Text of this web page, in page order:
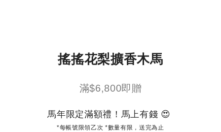
搖搖花梨擴香木馬
滿$6,800即贈
馬年限定滿額禮！馬上有錢 😍
*每帳號限領乙次 *數量有限，送完為止